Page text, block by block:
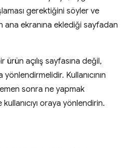
gerektiğini söyler ve
ana ekranına eklediği sayfadan
ürün açılış sayfasına değil,
Kullanıcının
sonra ne yapmak
oraya yönlendirin.